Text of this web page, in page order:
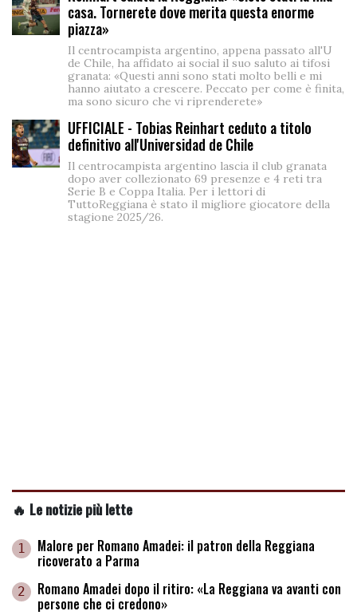
casa. Tornerete dove merita questa enorme
piazza»
Il centrocampista argentino, appena passato all'U
de Chile, ha affidato ai social il suo saluto ai tifosi
granata: «Questi anni sono stati molto belli e mi
hanno aiutato a crescere. Peccato per come è finita,
ma sono sicuro che vi riprenderete»
UFFICIALE - Tobias Reinhart ceduto a titolo
definitivo all'Universidad de Chile
Il centrocampista argentino lascia il club granata
dopo aver collezionato 69 presenze e 4 reti tra
Serie B e Coppa Italia. Per i lettori di
TuttoReggiana è stato il migliore giocatore della
stagione 2025/26.
🔥 Le notizie più lette
1 Malore per Romano Amadei: il patron della Reggiana
ricoverato a Parma
2 Romano Amadei dopo il ritiro: «La Reggiana va avanti con
persone che ci credono»